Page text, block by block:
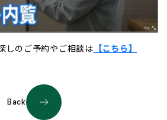
しのご予約やご相談は 【こちら】
Back